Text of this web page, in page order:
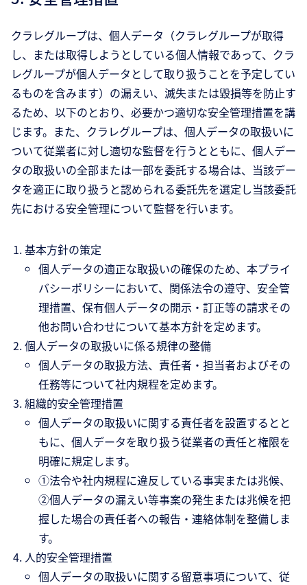
クラレグループは、個人データ（クラレグループが取得
し、または取得しようとしている個人情報であって、クラ
レグループが個人データとして取り扱うことを予定してい
るものを含みます）の漏えい、滅失または毀損等を防止す
るため、以下のとおり、必要かつ適切な安全管理措置を講
じます。また、クラレグループは、個人データの取扱いに
ついて従業者に対し適切な監督を行うとともに、個人デー
タの取扱いの全部または一部を委託する場合は、当該デー
タを適正に取り扱うと認められる委託先を選定し当該委託
先における安全管理について監督を行います。
基本方針の策定
個人データの適正な取扱いの確保のため、本プライ
バシーポリシーにおいて、関係法令の遵守、安全管
理措置、保有個人データの開示・訂正等の請求その
他お問い合わせについて基本方針を定めます。
個人データの取扱いに係る規律の整備
個人データの取扱方法、責任者・担当者およびその
任務等について社内規程を定めます。
組織的安全管理措置
個人データの取扱いに関する責任者を設置するとと
もに、個人データを取り扱う従業者の責任と権限を
明確に規定します。
①法令や社内規程に違反している事実または兆候、
②個人データの漏えい等事案の発生または兆候を把
握した場合の責任者への報告・連絡体制を整備しま
す。
人的安全管理措置
個人データの取扱いに関する留意事項について、従